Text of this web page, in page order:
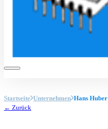
Startseite Unternehmen Hans Huber
← Zurück